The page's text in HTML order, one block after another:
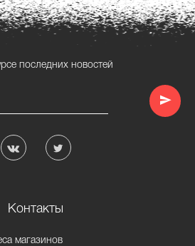
последних новостей
Контакты
магазинов